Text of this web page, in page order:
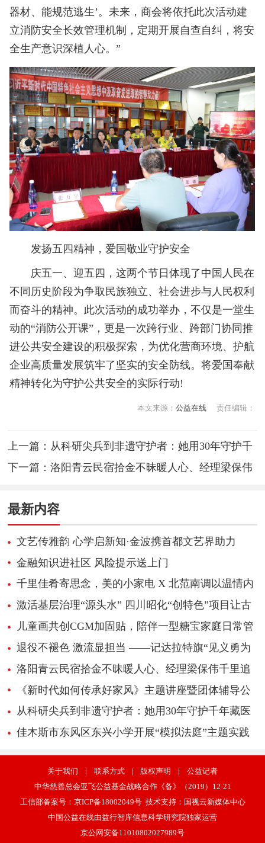
器材、能规范逃生’。未来，商会将依托此次活动建
立消防安全长效管理机制，定期开展自查自纠，将安
全生产意识深植人心。”
发扬五四精神，爱国敬业守护安全
庆五一、迎五四，这两个节日体现了中国人民在
不同历史阶段为争取‌民族独立、社会进步与人民权利‌
而奋斗的精神。此次活动的成功举办，不仅是一堂生
动的“消防公开课”，更是一次跨行业、跨部门协同推
进公共安全建设的积极探索，为优化营商环境、护航
企业高质量发展筑牢了坚实的安全防线。将爱国奉献
精神转化为守护公共安全的实际行动!
本文来源： 公益在线 责任编辑：
上一篇： 从科研尖兵到非遗守护者：她用30年守护千
年藏医学传承
下一篇：洛阳青云民宿拾金不昧暖人心、经理梁保伟
最新内容
文艺传雅韵 心学启新知·金波携首都文艺界助力
《心学感悟录》新书推广
金融知识进社区 风险提示送上门
千里佳肴寄思念，美的小家电 X 北范南调以温情内
容引爆超1700万播放
激活基层治理“源头水” 四川昭化“创特色”项目让古
城民俗“活”起来
儿童画共创CGM加固贴，陪伴一型糖宝家庭日常管
理退役不褪色 激流显担当 ——记达拉特旗“见义勇为
先进个人”边志峰
洛阳青云民宿拾金不昧暖人心、经理梁保伟千里追
还失物获赞
《新时代如何传承好家风》主题讲座暨团体辅导公
益活动
从科研尖兵到非遗守护者：她用30年守护千年藏医
学传承
佳木斯市东风区东兴小学开展“模拟法庭”主题实践
活动
关于我们 | 联系方式 | 版权声明 |
公益记者
中华慈善总会亚飞公益基金战略合作《备》（2019）12-21
工信部备案号： 京ICP备18002049号技术支持： 国视云新媒体中心
中国公益在线由益行智库信息科学研究院独家运营
京公网安备11010802027989号